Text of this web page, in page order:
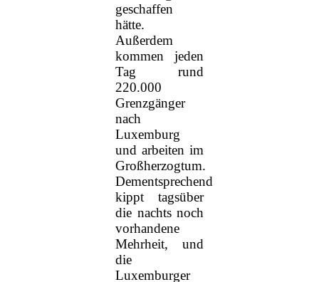
geschaffen
hätte.
Außerdem
kommen jeden
Tag rund
220.000
Grenzgänger
nach
Luxemburg
und arbeiten im
Großherzogtum.
Dementsprechend
kippt tagsüber
die nachts noch
vorhandene
Mehrheit, und
die
Luxemburger